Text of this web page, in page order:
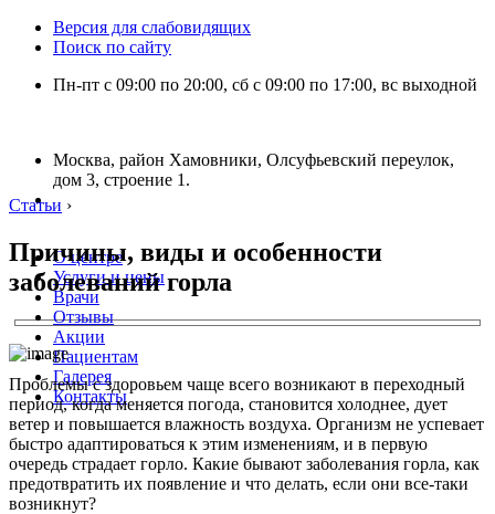
Версия для слабовидящих
Поиск по сайту
Пн-пт с 09:00 по 20:00, сб с 09:00 по 17:00, вс выходной
Москва, район Хамовники, Олсуфьевский переулок,
дом 3, строение 1.
О центре
Услуги и цены
Врачи
Отзывы
Акции
Пациентам
Галерея
Контакты
Статьи ›
Причины, виды и особенности
заболеваний горла
Проблемы с здоровьем чаще всего возникают в переходный
период, когда меняется погода, становится холоднее, дует
ветер и повышается влажность воздуха. Организм не успевает
быстро адаптироваться к этим изменениям, и в первую
очередь страдает горло. Какие бывают заболевания горла, как
предотвратить их появление и что делать, если они все-таки
возникнут?